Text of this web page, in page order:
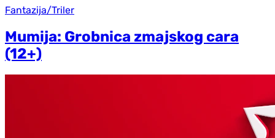
Fantazija/Triler
Mumija: Grobnica zmajskog cara
(12+)